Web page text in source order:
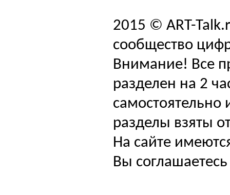
2015 © ART-
сообщество
Внимание! Все
разделен на 2
самостоятельно
разделы взяты
На сайте
Вы